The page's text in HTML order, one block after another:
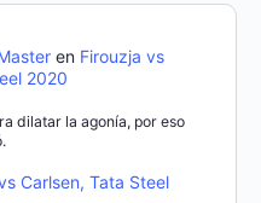
en Firouzja vs
2020
dilatar la agonía, por eso
Carlsen, Tata Steel